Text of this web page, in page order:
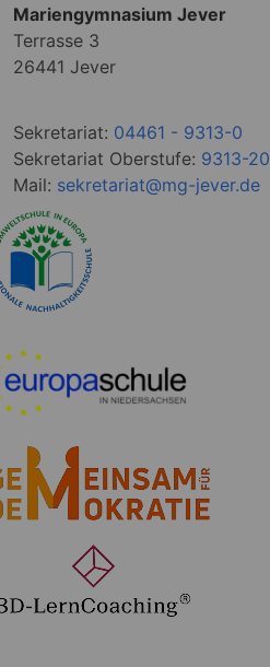
Mariengymnasium Jever
Terrasse 3
26441 Jever
Sekretariat: 04461 - 9313-0
Sekretariat Oberstufe: 9313-20
Mail: sekretariat@mg-jever.de